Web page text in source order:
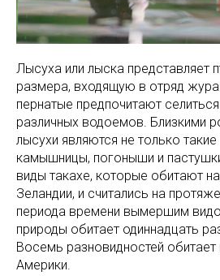
Лысуха или лыска представляет
размера, входящую в отряд
пернатые предпочитают
различных водоемов. Близкими
лысухи являются не только
камышницы, погоныши и
виды такахе, которые обитают
Зеландии, и считались на
периода времени вымершим
природы обитает одиннадцать
Восемь разновидностей
Америки.